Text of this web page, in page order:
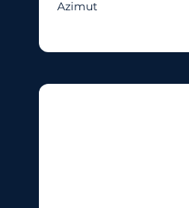
Azimut